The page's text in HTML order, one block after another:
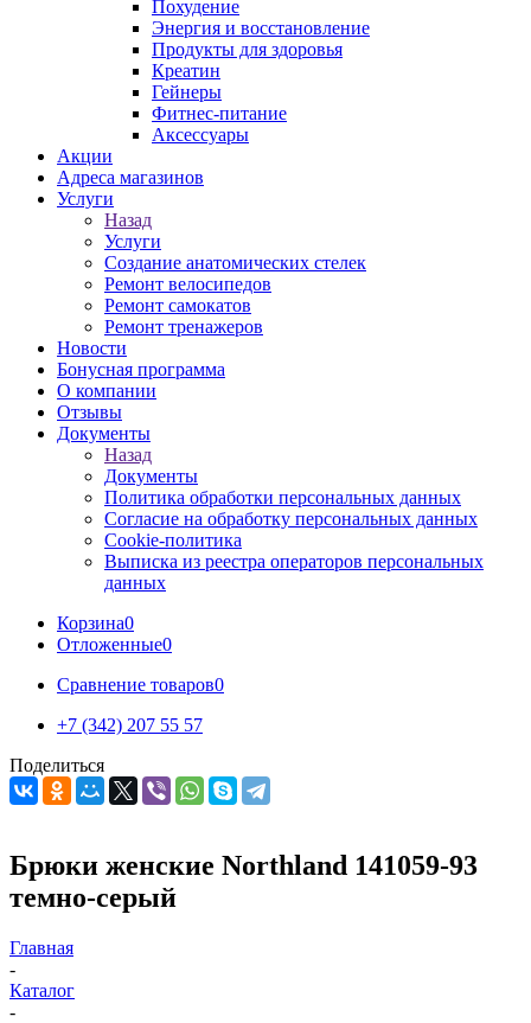
Похудение
Энергия и восстановление
Продукты для здоровья
Креатин
Гейнеры
Фитнес-питание
Аксессуары
Акции
Адреса магазинов
Услуги
Назад
Услуги
Создание анатомических стелек
Ремонт велосипедов
Ремонт самокатов
Ремонт тренажеров
Новости
Бонусная программа
О компании
Отзывы
Документы
Назад
Документы
Политика обработки персональных данных
Согласие на обработку персональных данных
Cookie-политика
Выписка из реестра операторов персональных
данных
Корзина0
Отложенные0
Сравнение товаров0
+7 (342) 207 55 57
Поделиться
Брюки женские Northland 141059-93
темно-серый
Главная
-
Каталог
-